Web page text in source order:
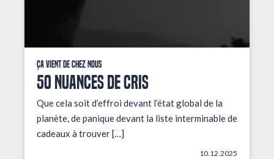
Ça vient de chez nous
50 NUANCES DE CRIS
Que cela soit d’effroi devant l’état global de la
planète, de panique devant la liste interminable de
cadeaux à trouver […]
10.12.2025